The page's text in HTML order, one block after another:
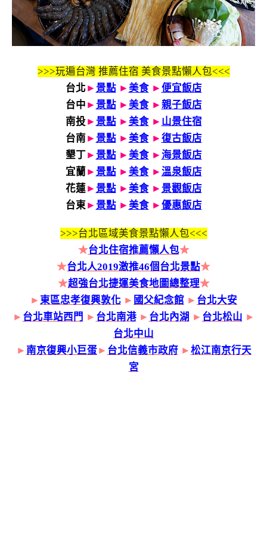
>>>玩遍台灣 推薦住宿 美食景點懶人包<<<
台北 ► 景點 ► 美食► 便宜飯店
台中 ► 景點 ► 美食► 親子飯店
南投► 景點 ► 美食► 山景住宿
台南► 景點 ► 美食► 復古飯店
墾丁► 景點 ► 美食► 海景飯店
宜蘭 ► 景點 ► 美食► 溫泉飯店
花蓮► 景點 ► 美食► 景觀飯店
台東► 景點 ► 美食► 優惠飯店
>>>台北區域美食景點懶人包<<<
★台北住宿推薦懶人包★
★台北人2019激推46個台北景點★
★超強台北捷運美食地圖總整理★
► 東區忠孝復興敦化 ► 國父紀念館 ► 台北大安
► 台北車站西門 ► 台北南港 ► 台北內湖 ► 台北松山 ►
台北中山
► 南京復興小巨蛋► 台北信義市政府► 松江南京行天
宮